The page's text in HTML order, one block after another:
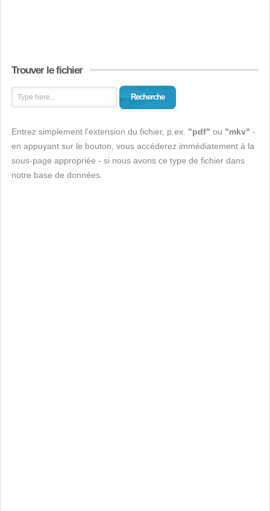
Trouver le fichier
Recherche
Entrez simplement l'extension du fichier, p.ex. "pdf" ou "mkv" -
en appuyant sur le bouton, vous accéderez immédiatement à la
sous-page appropriée - si nous avons ce type de fichier dans
notre base de données.